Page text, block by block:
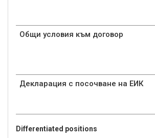
Общи условия към договор
Декларация с посочване на ЕИК
Differentiated positions